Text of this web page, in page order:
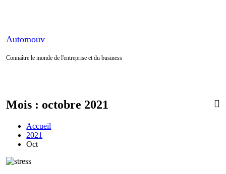
Automouv
Connaître le monde de l'entreprise et du business
Mois : octobre 2021
Accueil
2021
Oct